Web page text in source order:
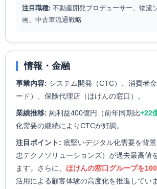
注目職種: 不動産開発プロデューサー、物流
画、中古車流通戦略
情報・金融
事業内容: システム開発（CTC）、消費者
ード）、保険代理店（ほけんの窓口）。
業績推移: 純利益400億円（前年同期比+22
化需要の継続によりCTCが好調。
注目ポイント: 底堅いデジタル化需要を背
忠テクノソリューションズ）が過去最高値
ます。さらに、 ほけんの窓口グループを
活用による顧客体験の高度化を推進してい